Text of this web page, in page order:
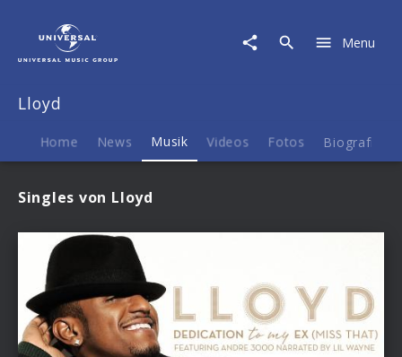
Menu
Lloyd
Home News Musik Videos Fotos Biografie
Singles von Lloyd